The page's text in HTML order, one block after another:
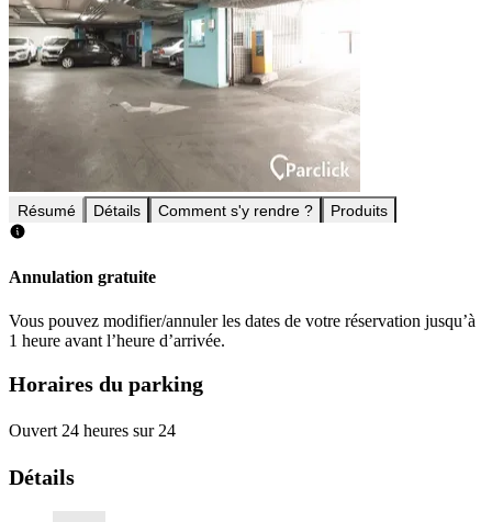
Résumé Détails Comment s'y rendre ? Produits
Annulation gratuite
Vous pouvez modifier/annuler les dates de votre réservation jusqu’à
1 heure avant l’heure d’arrivée.
Horaires du parking
Ouvert 24 heures sur 24
Détails